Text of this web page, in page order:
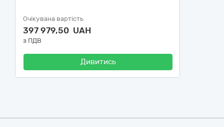
Очікувана вартість
397 979,50 UAH
з ПДВ
Дивитись